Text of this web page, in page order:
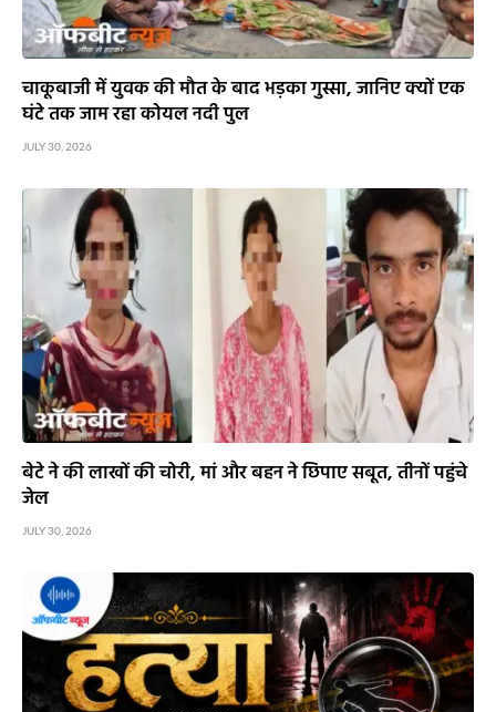
चाकूबाजी में युवक की मौत के बाद भड़का गुस्सा, जानिए क्यों एक
घंटे तक जाम रहा कोयल नदी पुल
JULY 30, 2026
बेटे ने की लाखों की चोरी, मां और बहन ने छिपाए सबूत, तीनों पहुंचे
जेल
JULY 30, 2026